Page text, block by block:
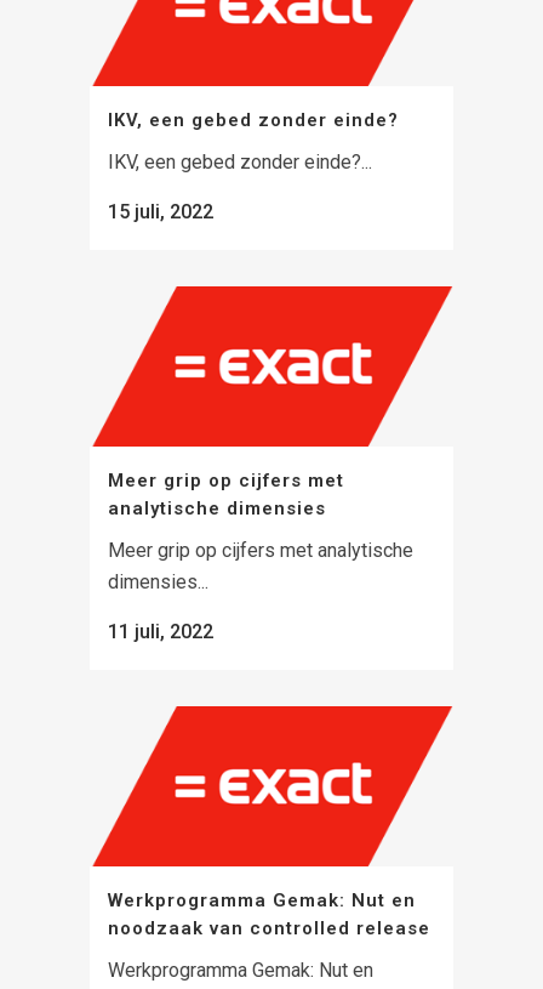
IKV, een gebed zonder einde?
IKV, een gebed zonder einde?...
15 juli, 2022
Meer grip op cijfers met
analytische dimensies
Meer grip op cijfers met analytische
dimensies...
11 juli, 2022
Werkprogramma Gemak: Nut en
noodzaak van controlled release
Werkprogramma Gemak: Nut en